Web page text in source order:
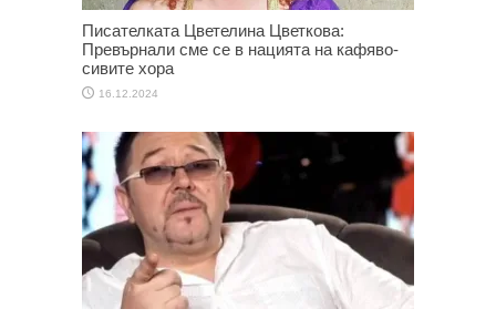
Писателката Цветелина Цветкова:
Превърнали сме се в нацията на кафяво-
сивите хора
16.12.2024